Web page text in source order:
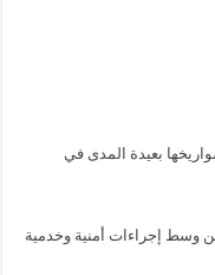
بعيدة المدى في
وسط إجراءات أمنية وخدمية